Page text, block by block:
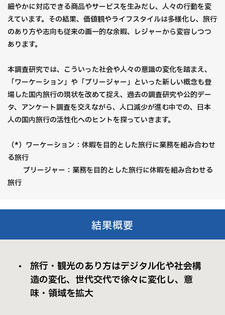
細やかに対応できる商品やサービスを生みだし、人々の行動を変
えています。その結果、価値観やライフスタイルは多様化し、旅行
のあり方や志向も従来の画一的な余暇、レジャーから変容しつつ
あります。
本調査研究では、こういった社会や人々の意識の変化を踏まえ、
「ワーケーション」や「ブリージャー」といった新しい概念も登
場した国内旅行の現状を改めて捉え、過去の調査研究や公的デー
タ、アンケート調査を交えながら、人口減少が進む中での、日本
人の国内旅行の活性化へのヒントを探っていきます。
（*）ワーケーション：休暇を目的とした旅行に業務を組み合わせ
る旅行
ブリージャー：業務を目的とした旅行に休暇を組み合わせる
旅行
結果概要
旅行・観光のあり方はデジタル化や社会構
造の変化、世代交代で徐々に変化し、意
味・領域を拡大